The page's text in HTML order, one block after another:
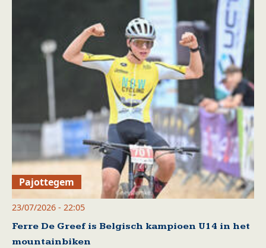
Pajottegem
23/07/2026 - 22:05
Ferre De Greef is Belgisch kampioen U14 in het
mountainbiken